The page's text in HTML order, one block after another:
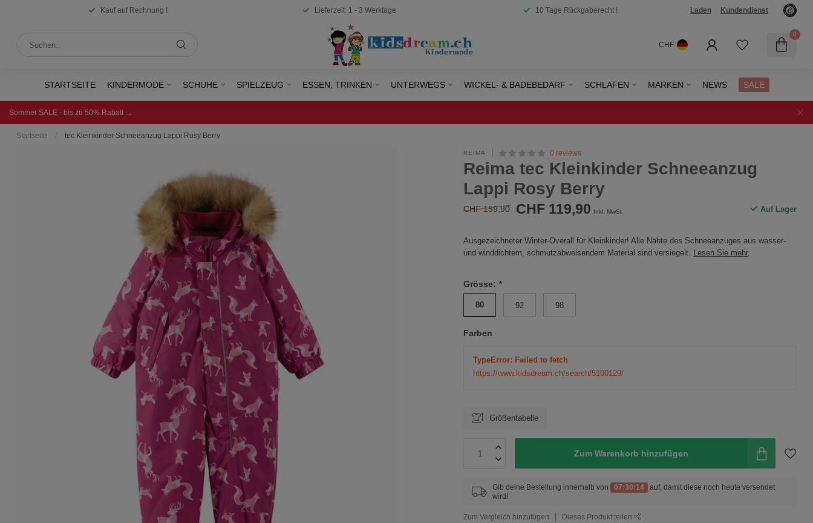
Kauf auf Rechnung ! Lieferzeit: 1 - 3 Werktage 10 Tage Rückgaberecht ! Laden Kundendienst
CHF
0
STARTSEITE KINDERMODE SCHUHE SPIELZEUG ESSEN, TRINKEN UNTERWEGS WICKEL- & BADEBEDARF SCHLAFEN MARKEN NEWS SALE
Sommer SALE - bis zu 50% Rabatt →
Startseite / tec Kleinkinder Schneeanzug Lappi Rosy Berry
REIMA 0 reviews
Reima tec Kleinkinder Schneeanzug
Lappi Rosy Berry
CHF 159,90 CHF 119,90 Inkl. MwSt. Auf Lager
Ausgezeichneter Winter-Overall für Kleinkinder! Alle Nähte des Schneeanzuges aus wasser-
und winddichtem, schmutzabweisendem Material sind versiegelt. Lesen Sie mehr.
Grösse: *
80 92 98
Farben
TypeError: Failed to fetch
https://www.kidsdream.ch/search/5100129/
Größentabelle
Zum Warenkorb hinzufügen
Gib deine Bestellung innerhalb von 07:30:13
auf, damit diese noch heute versendet
wird!
Zum Vergleich hinzufügen Dieses Produkt teilen